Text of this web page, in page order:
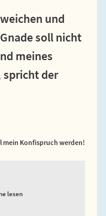
und
soll nicht
meines
spricht der
mein Konfispruch werden!
lesen